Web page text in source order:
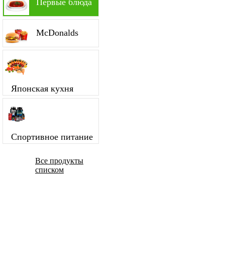
Первые блюда
McDonalds
Японская кухня
Спортивное питание
Все продукты
списком